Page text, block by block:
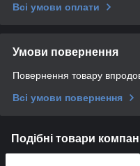
Всі умови оплати
Умови повернення
Повернення товару
Всі умови повернення
Подібні товари